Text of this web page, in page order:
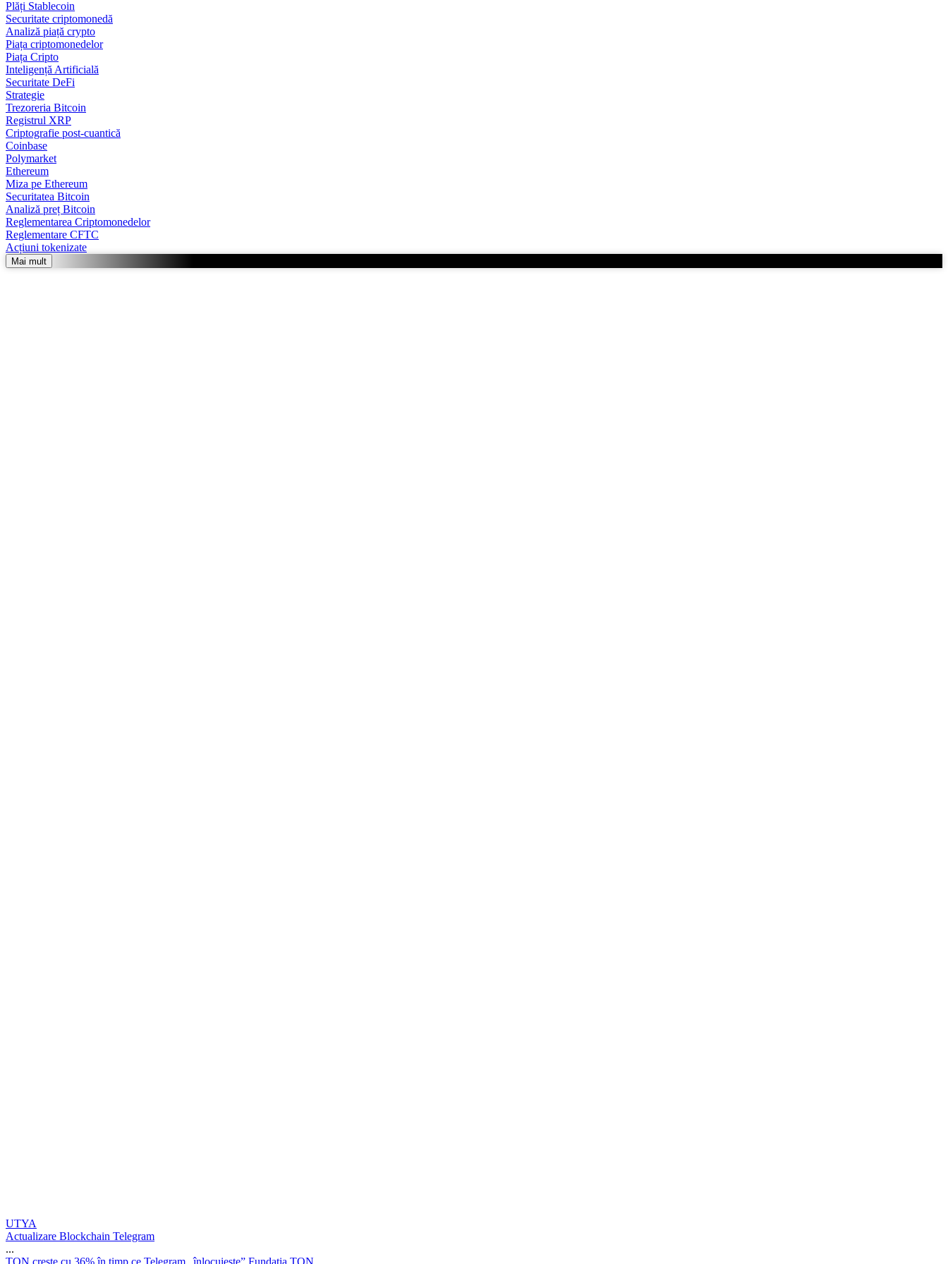
Plăți Stablecoin
Securitate criptomonedă
Analiză piață crypto
Piața criptomonedelor
Piața Cripto
Inteligență Artificială
Securitate DeFi
Strategie
Trezoreria Bitcoin
Registrul XRP
Criptografie post-cuantică
Coinbase
Polymarket
Ethereum
Miza pe Ethereum
Securitatea Bitcoin
Analiză preț Bitcoin
Reglementarea Criptomonedelor
Reglementare CFTC
Acțiuni tokenizate
Mai mult
UTYA
Actualizare Blockchain Telegram
...
TON crește cu 36% în timp ce Telegram „înlocuiește” Fundația TON